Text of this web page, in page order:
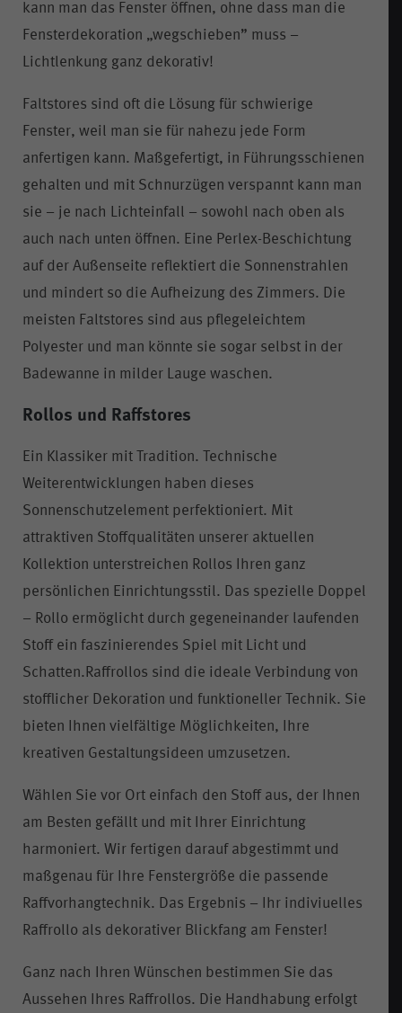
kann man das Fenster öffnen, ohne dass man die
Fensterdekoration „wegschieben” muss –
Lichtlenkung ganz dekorativ!
Faltstores sind oft die Lösung für schwierige
Fenster, weil man sie für nahezu jede Form
anfertigen kann. Maßgefertigt, in Führungsschienen
gehalten und mit Schnurzügen verspannt kann man
sie – je nach Lichteinfall – sowohl nach oben als
auch nach unten öffnen. Eine Perlex-Beschichtung
auf der Außenseite reflektiert die Sonnenstrahlen
und mindert so die Aufheizung des Zimmers. Die
meisten Faltstores sind aus pflegeleichtem
Polyester und man könnte sie sogar selbst in der
Badewanne in milder Lauge waschen.
Rollos und Raffstores
Ein Klassiker mit Tradition. Technische
Weiterentwicklungen haben dieses
Sonnenschutzelement perfektioniert. Mit
attraktiven Stoffqualitäten unserer aktuellen
Kollektion unterstreichen Rollos Ihren ganz
persönlichen Einrichtungsstil. Das spezielle Doppel
– Rollo ermöglicht durch gegeneinander laufenden
Stoff ein faszinierendes Spiel mit Licht und
Schatten.Raffrollos sind die ideale Verbindung von
stofflicher Dekoration und funktioneller Technik. Sie
bieten Ihnen vielfältige Möglichkeiten, Ihre
kreativen Gestaltungsideen umzusetzen.
Wählen Sie vor Ort einfach den Stoff aus, der Ihnen
am Besten gefällt und mit Ihrer Einrichtung
harmoniert. Wir fertigen darauf abgestimmt und
maßgenau für Ihre Fenstergröße die passende
Raffvorhangtechnik. Das Ergebnis – Ihr indiviuelles
Raffrollo als dekorativer Blickfang am Fenster!
Ganz nach Ihren Wünschen bestimmen Sie das
Aussehen Ihres Raffrollos. Die Handhabung erfolgt